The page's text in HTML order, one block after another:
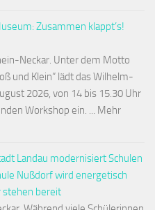
Zusammen klappt’s!
Neckar. Unter dem Motto
und Klein“ lädt das Wilhelm-
2026, von 14 bis 15.30 Uhr
Workshop ein. ... Mehr
Landau modernisiert Schulen
Nußdorf wird energetisch
stehen bereit